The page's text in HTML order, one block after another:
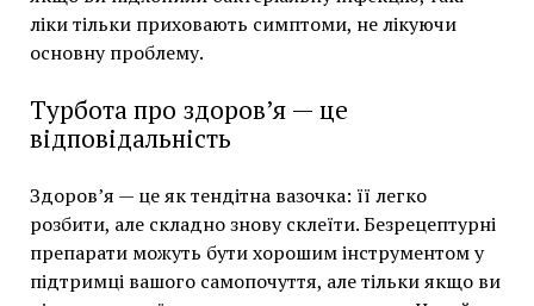
ліки тільки приховають симптоми, не лікуючи
основну проблему.
Турбота про здоров’я — це
відповідальність
Здоров’я — це як тендітна вазочка: її легко
розбити, але складно знову склеїти. Безрецептурні
препарати можуть бути хорошим інструментом у
підтримці вашого самопочуття, але тільки якщо ви